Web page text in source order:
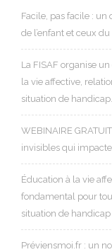
Facile, pas facile :
de l’enfant et ceux
La FISAF organise
la vie affective,
situation de handicap.
WEBINAIRE
invisibles qui
Éducation à la vie
fondamental pour
situation de handicap
Préviensmoi.fr : un